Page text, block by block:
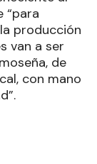
“para
producción
van a ser
de
con mano